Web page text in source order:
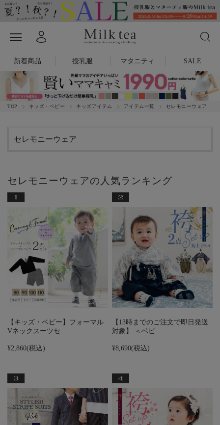
新着商品 授乳服 マタニティ SALE
TOP キッズ・ベビー キッズアイテム アイテム一覧 セレモニーウェア
セレモニーウェア
セレモニーウェアの人気ランキング
【キッズ・ベビー】フォーマル
Vネックスーツセ…
¥2,860(税込)
【13時までのご注文で即日発送
対象】 ＜ベビ…
¥8,690(税込)